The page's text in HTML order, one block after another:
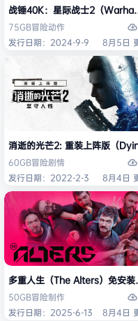
战锤40K：星际战士2（
75GB冒险动作
发行日期：2024-9-9
8月5日
消逝的光芒2: 重装上阵版（
60GB冒险剧情
发行日期：2022-2-3
8月4日
多重人生（The Alters）免安装
50GB冒险制作
发行日期：2025-6-13
8月4日